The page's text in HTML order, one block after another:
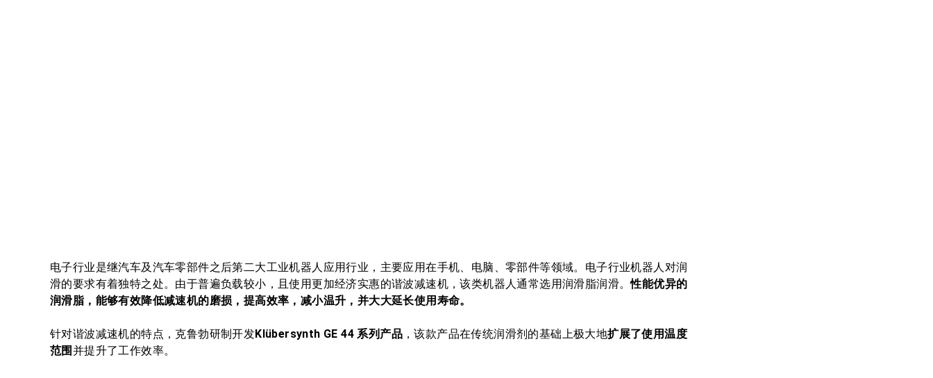
电子行业是继汽车及汽车零部件之后第二大工业机器人应用行业，主要应用在手机、电脑、零部件等领域。电子行业机器人对润
滑的要求有着独特之处。由于普遍负载较小，且使用更加经济实惠的谐波减速机，该类机器人通常选用润滑脂润滑。性能优异的
润滑脂，能够有效降低减速机的磨损，提高效率，减小温升，并大大延长使用寿命。
针对谐波减速机的特点，克鲁勃研制开发Klübersynth GE 44 系列产品 ，该款产品在传统润滑剂的基础上极大地扩展了使用温度
范围并提升了工作效率。